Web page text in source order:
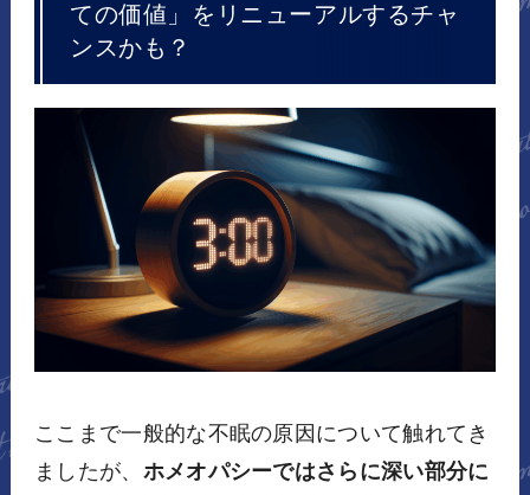
ての価値」をリニューアルするチャ
ンスかも？
ここまで一般的な不眠の原因について触れてき
ましたが、 ホメオパシーではさらに深い部分に